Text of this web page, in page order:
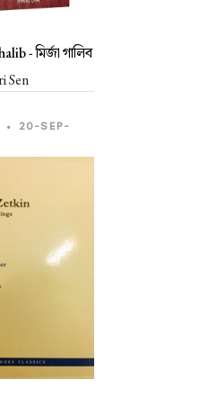
-মির্জা গালিব
Sen
•
20-SEP-